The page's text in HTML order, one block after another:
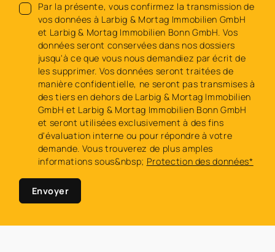
Par la présente, vous confirmez la transmission de
vos données à Larbig & Mortag Immobilien GmbH
et Larbig & Mortag Immobilien Bonn GmbH. Vos
données seront conservées dans nos dossiers
jusqu'à ce que vous nous demandiez par écrit de
les supprimer. Vos données seront traitées de
manière confidentielle, ne seront pas transmises à
des tiers en dehors de Larbig & Mortag Immobilien
GmbH et Larbig & Mortag Immobilien Bonn GmbH
et seront utilisées exclusivement à des fins
d'évaluation interne ou pour répondre à votre
demande. Vous trouverez de plus amples
informations sous&nbsp; Protection des données*
Envoyer